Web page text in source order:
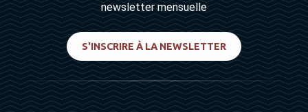
newsletter mensuelle
S'INSCRIRE À LA NEWSLETTER